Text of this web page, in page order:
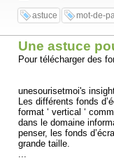
astuce mot-de-
Une astuce
Pour télécharger des
unesourisetmoi's
Les différents fonds
format ‘ vertical ‘
dans le domaine
penser, les fonds
grande taille.
...